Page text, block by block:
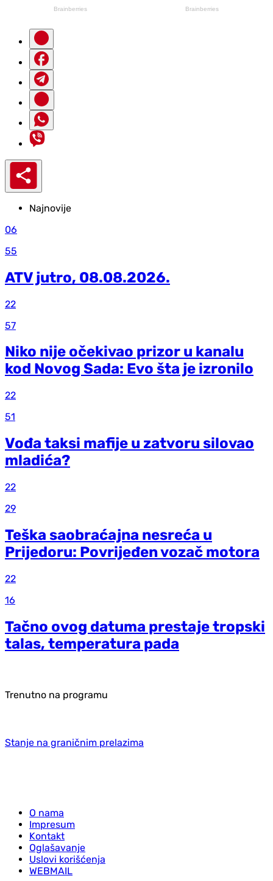
Najnovije
06
55
ATV jutro, 08.08.2026.
22
57
Niko nije očekivao prizor u kanalu
kod Novog Sada: Evo šta je izronilo
22
51
Vođa taksi mafije u zatvoru silovao
mladića?
22
29
Teška saobraćajna nesreća u
Prijedoru: Povrijeđen vozač motora
22
16
Tačno ovog datuma prestaje tropski
talas, temperatura pada
Trenutno na programu
Stanje na graničnim prelazima
O nama
Impresum
Kontakt
Oglašavanje
Uslovi korišćenja
WEBMAIL